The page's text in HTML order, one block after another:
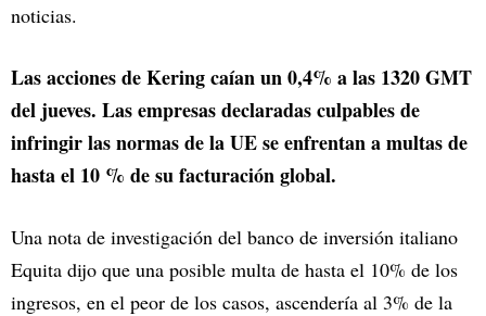
noticias.
Las acciones de Kering caían un 0,4% a las 1320 GMT
del jueves. Las empresas declaradas culpables de
infringir las normas de la UE se enfrentan a multas de
hasta el 10 % de su facturación global.
Una nota de investigación del banco de inversión italiano
Equita dijo que una posible multa de hasta el 10% de los
ingresos, en el peor de los casos, ascendería al 3% de la